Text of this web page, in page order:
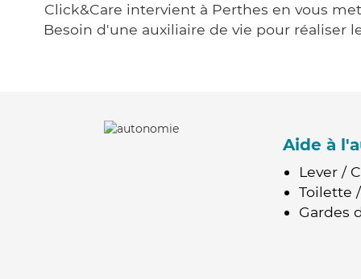
Click&Care intervient à Perthes en vous
Besoin d'une auxiliaire de vie pour réaliser
Aide à
Lever /
Toilette
Gardes